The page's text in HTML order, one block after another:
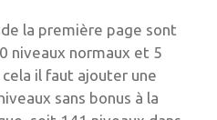
la première page sont
niveaux normaux et 5
il faut ajouter une
sans bonus à la